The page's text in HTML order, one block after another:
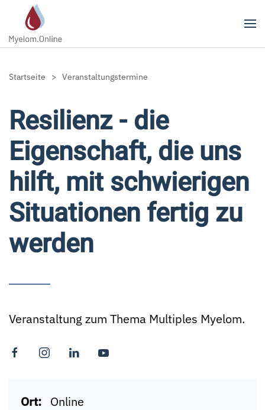
Zum Hauptinhalt springen
Startseite Veranstaltungstermine
Resilienz - die
Eigenschaft, die uns
hilft, mit schwierigen
Situationen fertig zu
werden
Veranstaltung zum Thema Multiples Myelom.
Ort: Online